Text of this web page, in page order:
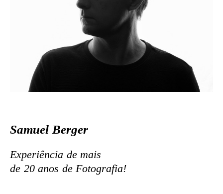
Samuel Berger
Experiência de mais
de 20 anos de Fotografia!